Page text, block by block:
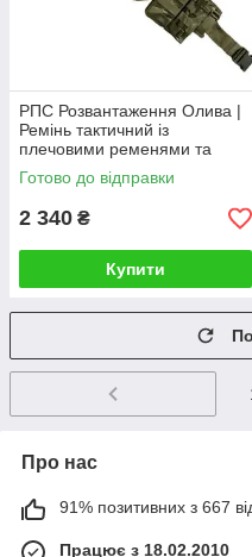
РПС Розвантаження Олива |
Ремінь тактичний із
плечовими ременями та
підсумками
Готово до відправки
2 340 ₴
Купити
Про нас
91% позитивних з 667
Працює з 18.02.2010